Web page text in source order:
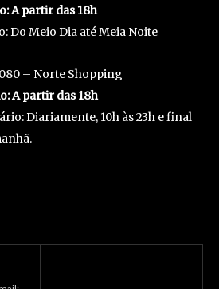
A partir das 18h​
Do Meio Dia até Meia Noite
– Norte Shopping
A partir das 18h​
Diariamente, 10h às 23h e final